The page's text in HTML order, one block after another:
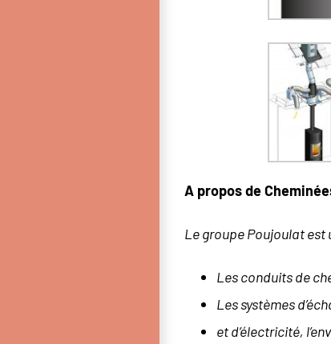
A propos de
Le groupe Poujoulat est
Les conduits de
Les systèmes
et d’électricité,